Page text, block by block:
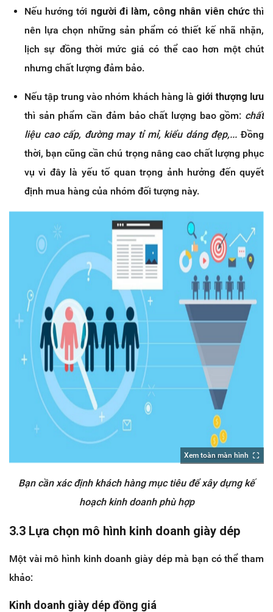
Nếu hướng tới người đi làm, công nhân viên chứcthì
nên lựa chọn những sản phẩm có thiết kế nhã nhặn,
lịch sự đồng thời mức giá có thể cao hơn một chút
nhưng chất lượng đảm bảo.
Nếu tập trung vào nhóm khách hàng là giới thượng lưu
thì sản phẩm cần đảm bảo chất lượng bao gồm: chất
liệu cao cấp, đường may tỉ mỉ, kiểu dáng đẹp,... Đồng
thời, bạn cũng cần chú trọng nâng cao chất lượng phục
vụ vì đây là yếu tố quan trọng ảnh hưởng đến quyết
định mua hàng của nhóm đối tượng này.
Xem toàn màn hình
Bạn cần xác định khách hàng mục tiêu để xây dựng kế
hoạch kinh doanh phù hợp
3.3 Lựa chọn mô hình kinh doanh giày dép
Một vài mô hình kinh doanh giày dép mà bạn có thể tham
khảo:
Kinh doanh giày dép đồng giá